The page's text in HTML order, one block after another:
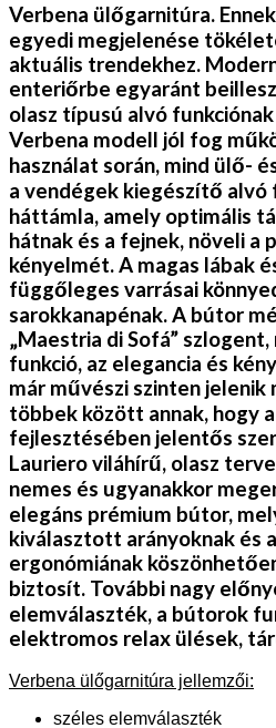
Verbena ülőgarnitúra.
egyedi megjelenése
aktuális trendekhez.
enteriőrbe egyaránt
olasz típusú alvó
Verbena modell jól fog
használat során, mind ülő-
a vendégek kiegészítő alvó
háttámla, amely optimális
hátnak és a fejnek, növeli a
kényelmét. A magas lábak
függőleges varrásai
sarokkanapénak. A bútor
„Maestria di Sofá”
funkció, az elegancia és
már művészi szinten jelenik
többek között annak, hogy
fejlesztésében jelentős
Lauriero viláhírű, olasz
nemes és ugyanakkor
elegáns prémium bútor,
kiválasztott arányoknak és
ergonómiának
biztosít. További nagy
elemválaszték, a bútorok
elektromos relax ülések,
Verbena ülőgarnitúra jellemzői:
széles elemválaszték